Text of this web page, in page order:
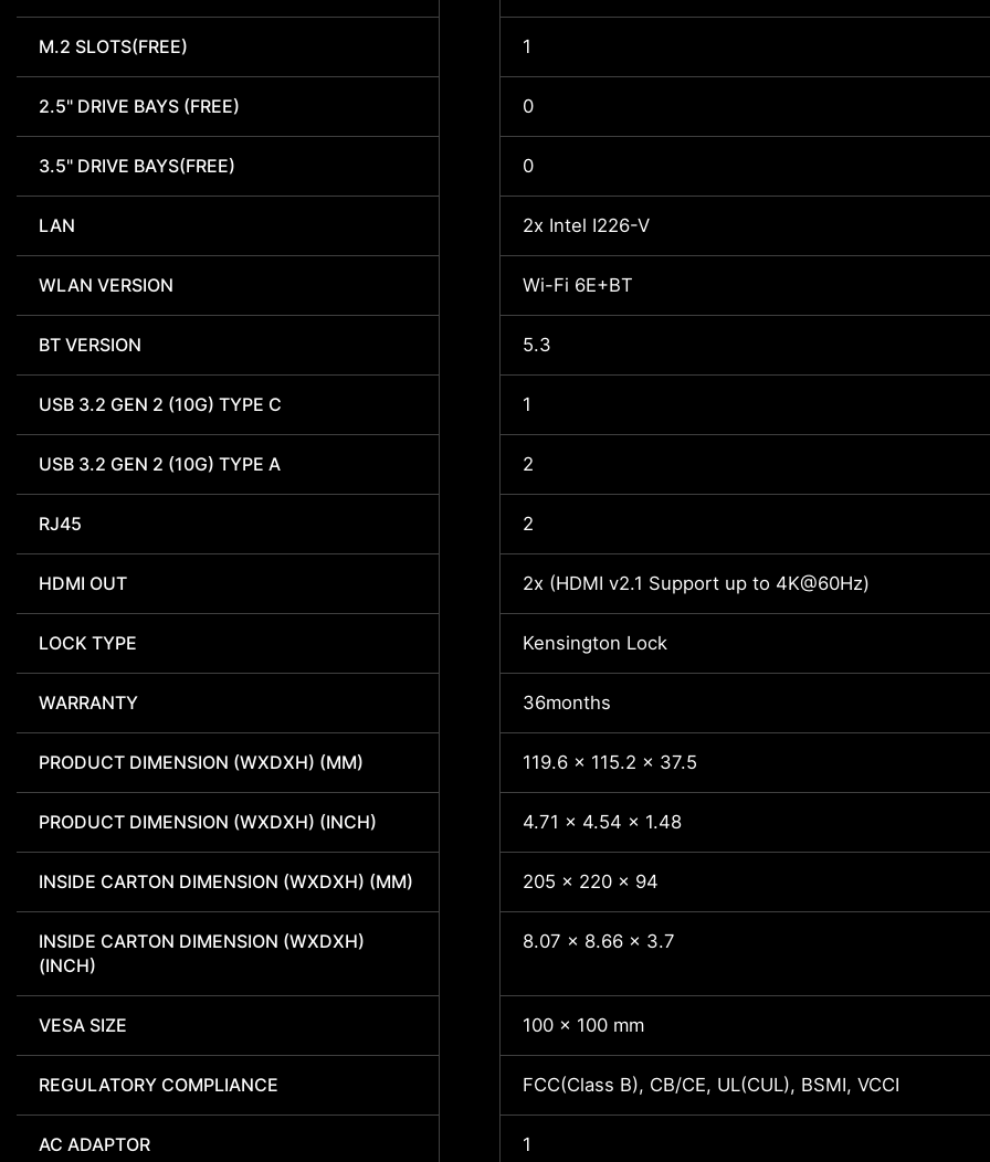
M.2 SLOTS(FREE) 1
2.5" DRIVE BAYS (FREE) 0
3.5" DRIVE BAYS(FREE) 0
LAN 2x Intel I226-V
WLAN VERSION Wi-Fi 6E+BT
BT VERSION 5.3
USB 3.2 GEN 2 (10G) TYPE C 1
USB 3.2 GEN 2 (10G) TYPE A 2
RJ45 2
HDMI OUT 2x (HDMI v2.1 Support up to 4K@60Hz)
LOCK TYPE Kensington Lock
WARRANTY 36months
PRODUCT DIMENSION (WXDXH) (MM) 119.6 x 115.2 x 37.5
PRODUCT DIMENSION (WXDXH) (INCH) 4.71 x 4.54 x 1.48
INSIDE CARTON DIMENSION (WXDXH) (MM) 205 x 220 x 94
INSIDE CARTON DIMENSION (WXDXH)
(INCH)
8.07 x 8.66 x 3.7
VESA SIZE 100 x 100 mm
REGULATORY COMPLIANCE FCC(Class B), CB/CE, UL(CUL), BSMI, VCCI
AC ADAPTOR 1